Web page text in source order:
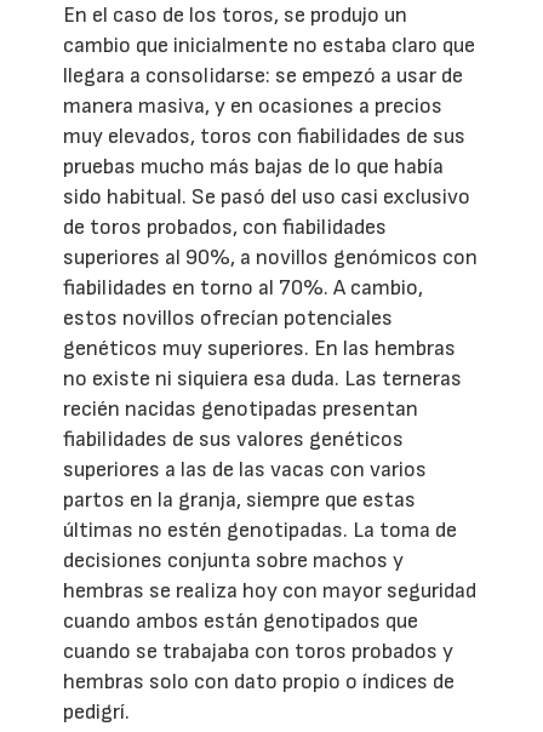
En el caso de los toros, se produjo un
cambio que inicialmente no estaba claro que
llegara a consolidarse: se empezó a usar de
manera masiva, y en ocasiones a precios
muy elevados, toros con fiabilidades de sus
pruebas mucho más bajas de lo que había
sido habitual. Se pasó del uso casi exclusivo
de toros probados, con fiabilidades
superiores al 90%, a novillos genómicos con
fiabilidades en torno al 70%. A cambio,
estos novillos ofrecían potenciales
genéticos muy superiores. En las hembras
no existe ni siquiera esa duda. Las terneras
recién nacidas genotipadas presentan
fiabilidades de sus valores genéticos
superiores a las de las vacas con varios
partos en la granja, siempre que estas
últimas no estén genotipadas. La toma de
decisiones conjunta sobre machos y
hembras se realiza hoy con mayor seguridad
cuando ambos están genotipados que
cuando se trabajaba con toros probados y
hembras solo con dato propio o índices de
pedigrí.